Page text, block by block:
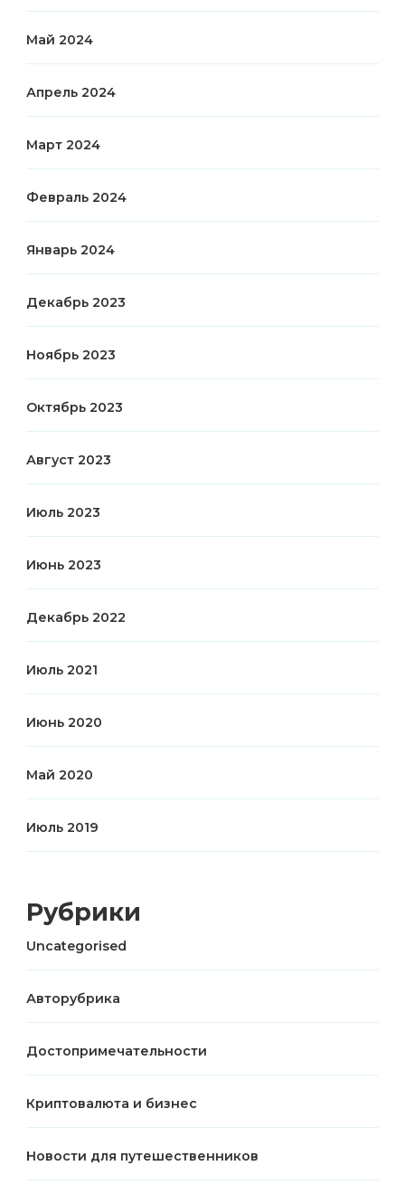
Май 2024
Апрель 2024
Март 2024
Февраль 2024
Январь 2024
Декабрь 2023
Ноябрь 2023
Октябрь 2023
Август 2023
Июль 2023
Июнь 2023
Декабрь 2022
Июль 2021
Июнь 2020
Май 2020
Июль 2019
Рубрики
Uncategorised
Авторубрика
Достопримечательности
Криптовалюта и бизнес
Новости для путешественников